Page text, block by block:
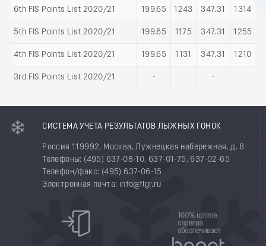
6th FIS Points List 2020/21 199.65 1243 347.31 1314
5th FIS Points List 2020/21 199.65 1175 347.31 1255
4th FIS Points List 2020/21 199.65 1131 347.31 1210
3rd FIS Points List 2020/21 - -
СИСТЕМА УЧЕТА РЕЗУЛЬТАТОВ ЛЫЖНЫХ ГОНОК
Россия 119992, Москва, Лужнецкая набережная, д. 8
Телефоны: (495) 637-08-10, 637-01-75, 637-02-65
Телефон/факс: (495) 637-06-15
Электронная почта: info@flgr.ru